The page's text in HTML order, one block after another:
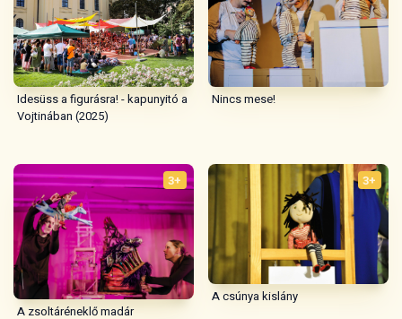
Idesüss a figurásra! - kapunyitó a
Vojtinában (2025)
Nincs mese!
3+
A zsoltáréneklő madár
3+
A csúnya kislány